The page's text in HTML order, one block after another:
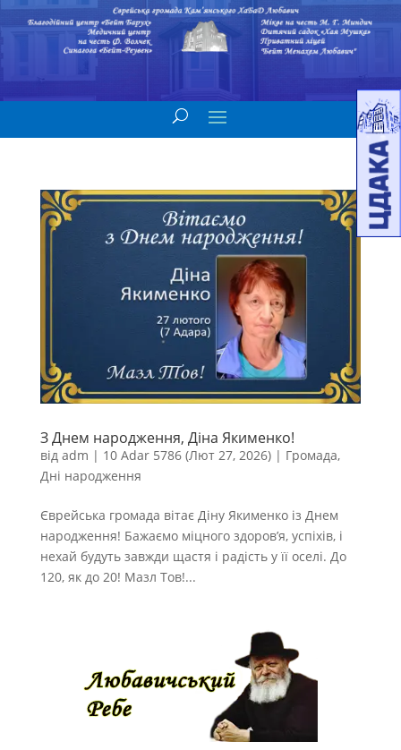
З Днем народження, Діна Якименко!
від adm | 10 Adar 5786 (Лют 27, 2026)| Громада,
Дні народження
Єврейська громада вітає Діну Якименко із Днем
народження! Бажаємо міцного здоров’я, успіхів, і
нехай будуть завжди щастя і радість у її оселі. До
120, як до 20! Мазл Тов!...